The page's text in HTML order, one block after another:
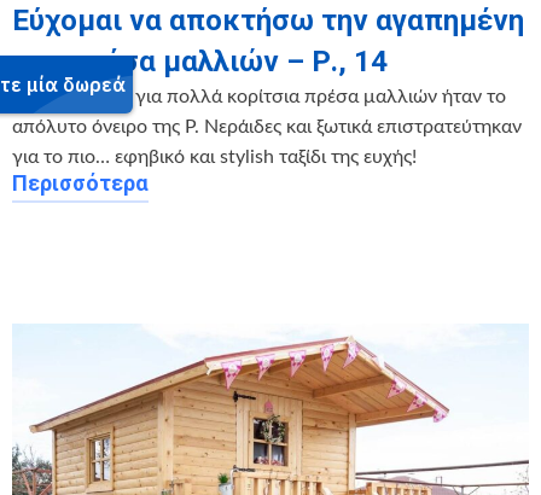
Εύχομαι να αποκτήσω την αγαπημένη
μου πρέσα μαλλιών – Ρ., 14
Η «δεδομένη» για πολλά κορίτσια πρέσα μαλλιών ήταν το
απόλυτο όνειρο της Ρ. Νεράιδες και ξωτικά επιστρατεύτηκαν
για το πιο… εφηβικό και stylish ταξίδι της ευχής!
Περισσότερα